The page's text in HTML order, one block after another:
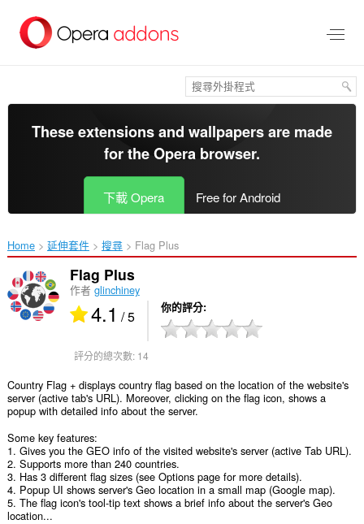
區
These extensions and wallpapers are made
for theOpera browser.
下載 Opera Free for Android
Home 延伸套件 搜尋 Flag Plus‎
Flag Plus
作者 glinchiney
4.1 / 5 你的評分
評分的總次數: 14
Country Flag + displays country flag based on the location of the website's
server (active tab's URL). Moreover, clicking on the flag icon, shows a
popup with detailed info about the server.
Some key features:
1. Gives you the GEO info of the visited website's server (active Tab URL).
2. Supports more than 240 countries.
3. Has 3 different flag sizes (see Options page for more details).
4. Popup UI shows server's Geo location in a small map (Google map).
5. The flag icon's tool-tip text shows a brief info about the server's Geo
location...